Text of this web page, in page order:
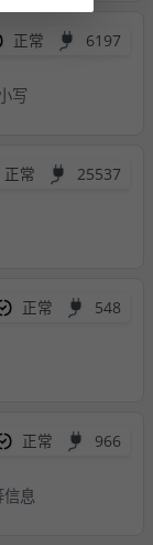
正常 6197
写
正常 25537
正常 548
正常 966
息